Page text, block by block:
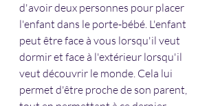
d'avoir deux personnes pour placer
l'enfant dans le porte-bébé. L'enfant
peut être face à vous lorsqu'il veut
dormir et face à l'extérieur lorsqu'il
veut découvrir le monde. Cela lui
permet d'être proche de son parent,